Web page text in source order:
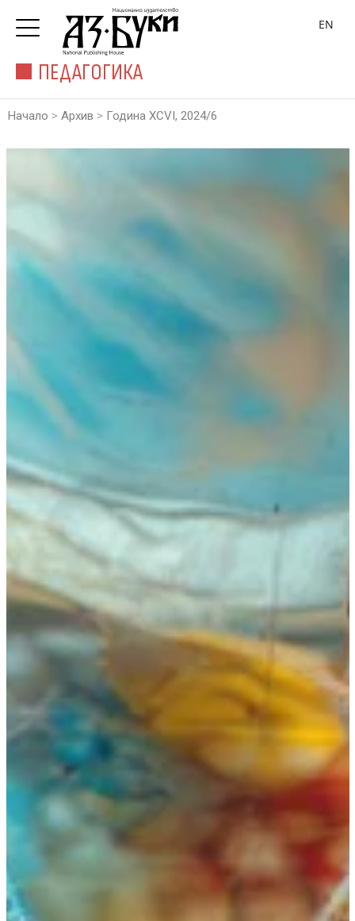
ПЕДАГОГИКА
EN
Начало > Архив > Година XCVI, 2024/6